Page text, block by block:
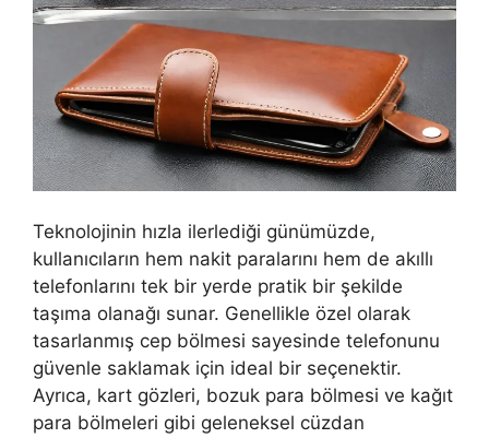
Teknolojinin hızla ilerlediği günümüzde,
kullanıcıların hem nakit paralarını hem de akıllı
telefonlarını tek bir yerde pratik bir şekilde
taşıma olanağı sunar. Genellikle özel olarak
tasarlanmış cep bölmesi sayesinde telefonunu
güvenle saklamak için ideal bir seçenektir.
Ayrıca, kart gözleri, bozuk para bölmesi ve kağıt
para bölmeleri gibi geleneksel cüzdan